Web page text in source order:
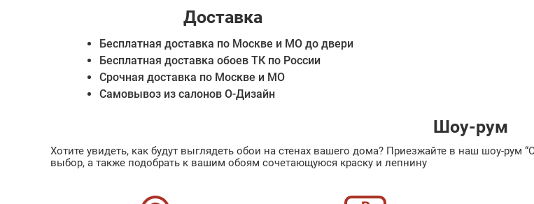
Доставка
Бесплатная доставка по Москве и МО до двери
Бесплатная доставка обоев ТК по России
Срочная доставка по Москве и МО
Самовывоз из салонов О-Дизайн
Шоу-рум
Хотите увидеть, как будут выглядеть обои на стенах вашего дома? Приезжайте в наш шоу-
выбор, а также подобрать к вашим обоям сочетающуюся краску и лепнину